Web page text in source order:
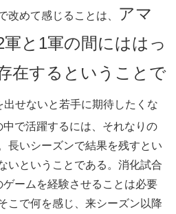
改めて感じることは、
アマ
と1軍の間にははっ
在するということで
出せないと若手に期待したくな
で活躍するには、それなりの
長いシーズンで結果を残すとい
いということである。消化試合
ームを経験させることは必要
こで何を感じ、来シーズン以降